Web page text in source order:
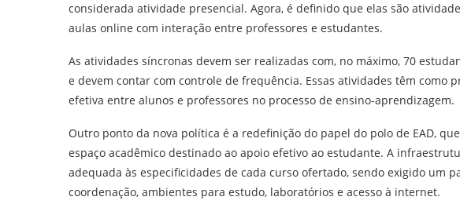
considerada atividade presencial. Agora, é definido que elas são
aulas online com interação entre professores e estudantes.
As atividades síncronas devem ser realizadas com, no máximo, 70
e devem contar com controle de frequência. Essas atividades têm como
efetiva entre alunos e professores no processo de ensino-aprendizagem.
Outro ponto da nova política é a redefinição do papel do polo de EAD,
espaço acadêmico destinado ao apoio efetivo ao estudante. A
adequada às especificidades de cada curso ofertado, sendo exigido um
coordenação, ambientes para estudo, laboratórios e acesso à internet.